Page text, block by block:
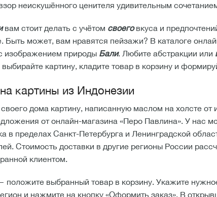
неискушённого ценителя удивительным
вам стоит делать с учётом своеговкуса и
Быть может, вам нравятся пейзажи? В каталоге
изображением природы Бали. Любите абстракции или
картину, кладите товар в корзину и
картины из Индонезии
своего дома картину, написанную маслом на холсте
от онлайн-магазина «Перо Павлина». У нас
в пределах Санкт-Петербурга и Ленинградской
Стоимость доставки в другие регионы России
клиентом.
выбранный товар в корзину. Укажите
и нажмите на кнопку «Оформить заказ». В